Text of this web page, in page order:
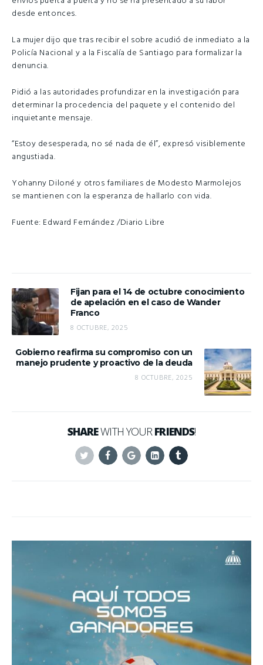
desde entonces.
La mujer dijo que tras recibir el sobre acudió de inmediato a la
Policía Nacional y a la Fiscalía de Santiago para formalizar la
denuncia.
Pidió a las autoridades profundizar en la investigación para
determinar la procedencia del paquete y el contenido del
inquietante mensaje.
“Estoy desesperada, no sé nada de él”, expresó visiblemente
angustiada.
Yohanny Diloné y otros familiares de Modesto Marmolejos
se mantienen con la esperanza de hallarlo con vida.
Fuente: Edward Fernández /Diario Libre
Fijan para el 14 de octubre conocimiento
de apelación en el caso de Wander
Franco
8 OCTUBRE, 2025
Gobierno reafirma su compromiso con un
manejo prudente y proactivo de la deuda
8 OCTUBRE, 2025
SHAREWITH YOURFRIENDS!